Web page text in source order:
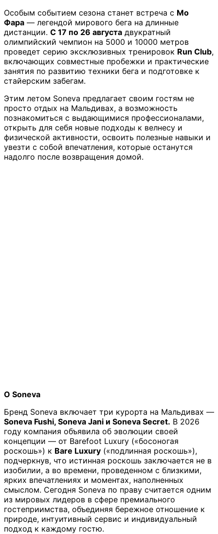
Особым событием сезона станет встреча с Мо
Фара — легендой мирового бега на длинные
дистанции. С 17 по 26 августа двукратный
олимпийский чемпион на 5000 и 10000 метров
проведет серию эксклюзивных тренировок Run Club,
включающих совместные пробежки и практические
занятия по развитию техники бега и подготовке к
стайерским забегам.
Этим летом Soneva предлагает своим гостям не
просто отдых на Мальдивах, а возможность
познакомиться с выдающимися профессионалами,
открыть для себя новые подходы к велнесу и
физической активности, освоить полезные навыки и
увезти с собой впечатления, которые останутся
надолго после возвращения домой.
О Soneva
Бренд Soneva включает три курорта на Мальдивах —
Soneva Fushi, Soneva Jani и Soneva Secret. В 2026
году компания объявила об эволюции своей
концепции — от Barefoot Luxury («босоногая
роскошь») к Bare Luxury («подлинная роскошь»),
подчеркнув, что истинная роскошь заключается не в
изобилии, а во времени, проведенном с близкими,
ярких впечатлениях и моментах, наполненных
смыслом. Сегодня Soneva по праву считается одним
из мировых лидеров в сфере премиального
гостеприимства, объединяя бережное отношение к
природе, интуитивный сервис и индивидуальный
подход к каждому гостю.